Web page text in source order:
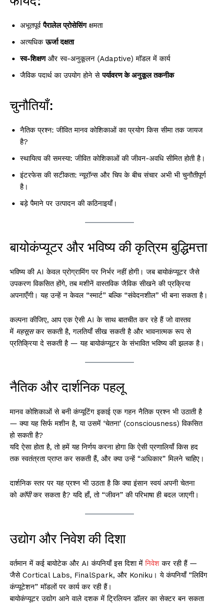
अभूतपूर्वपैरालेल प्रोसेसिंगक्षमता
अत्यधिकऊर्जा दक्षता
स्व-शिक्षणऔर स्व-अनुकूलन (Adaptive) मॉडल में कार्य
जैविक पदार्थ का उपयोग होने सेपर्यावरण के अनुकूल तकनीक
चुनौतियाँ:
नैतिक प्रश्न: जीवित मानव कोशिकाओं का प्रयोग किस सीमा तक जायज
है?
स्थायित्व की समस्या: जीवित कोशिकाओं की जीवन-अवधि सीमित होती है।
इंटरफेस की सटीकता: न्यूरॉन्स और चिप के बीच संचार अभी भी चुनौतीपूर्ण
है।
बड़े पैमाने पर उत्पादन की कठिनाइयाँ।
बायोकंप्यूटर और भविष्य की कृत्रिम बुद्धिमत्ता
भविष्य की AI केवल प्रोग्रामिंग पर निर्भर नहीं होगी। जब बायोकंप्यूटर जैसे
उपकरण विकसित होंगे, तब मशीनें वास्तविक जैविक सीखने की प्रक्रिया
अपनाएँगी। यह उन्हें न केवल “स्मार्ट” बल्कि “संवेदनशील” भी बना सकता है।
कल्पना कीजिए, आप एक ऐसी AI के साथ बातचीत कर रहे हैं जो वास्तव
में महसूसकर सकती है, गलतियाँ सीख सकती है और भावनात्मक रूप से
प्रतिक्रिया दे सकती है — यह बायोकंप्यूटर के संभावित भविष्य की झलक है।
नैतिक और दार्शनिक पहलू
मानव कोशिकाओं से बनी कंप्यूटिंग इकाई एक गहन नैतिक प्रश्न भी उठाती है
— क्या यह सिर्फ मशीन है, या उसमें ‘चेतना’ (consciousness) विकसित
हो सकती है?
यदि ऐसा होता है, तो हमें यह निर्णय करना होगा कि ऐसी प्रणालियाँ किस हद
तक स्वतंत्रता प्राप्त कर सकती हैं, और क्या उन्हें “अधिकार” मिलने चाहिए।
दार्शनिक स्तर पर यह प्रश्न भी उठता है कि क्या इंसान स्वयं अपनी चेतना
को कॉपीकर सकता है? यदि हाँ, तो “जीवन” की परिभाषा ही बदल जाएगी।
उद्योग और निवेश की दिशा
वर्तमान में कई बायोटेक और AI कंपनियाँ इस दिशा मेंनिवेश कर रही हैं —
जैसे Cortical Labs, FinalSpark, और Koniku। ये कंपनियाँ “लिविंग
कंप्यूटेशन” मॉडलों पर कार्य कर रही हैं।
बायोकंप्यूटर उद्योग आने वाले दशक में ट्रिलियन डॉलर का सेक्टर बन सकता